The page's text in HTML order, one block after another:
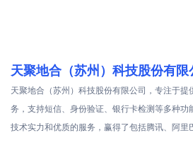
天聚地合（苏州）科技股份有限
天聚地合（苏州）科技股份有限公司，专注于
务，支持短信、身份验证、银行卡检测等多种
技术实力和优质的服务，赢得了包括腾讯、阿里